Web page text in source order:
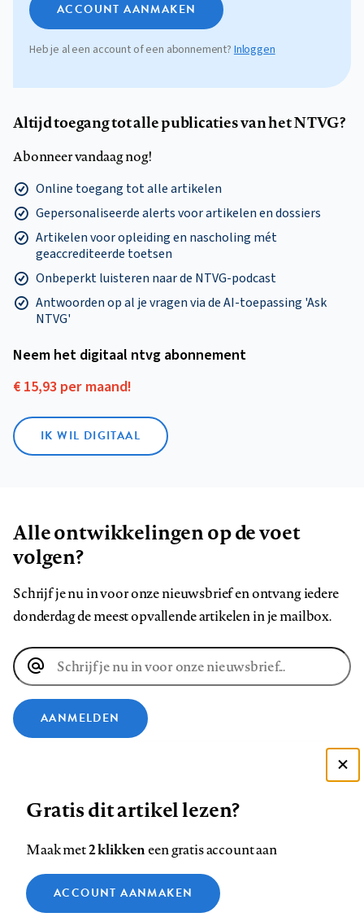
ACCOUNT AANMAKEN
Heb je al een account of een abonnement?Inloggen
Altijd toegang tot alle publicaties van het NTVG?
Abonneer vandaag nog!
Online toegang tot alle artikelen
Gepersonaliseerde alerts voor artikelen en dossiers
Artikelen voor opleiding en nascholing mét
geaccrediteerde toetsen
Onbeperkt luisteren naar de NTVG-podcast
Antwoorden op al je vragen via de AI-toepassing 'Ask
NTVG'
Neem het digitaal ntvg abonnement
€ 15,93 per maand!
IK WIL DIGITAAL
Alle ontwikkelingen op de voet
volgen?
Schrijf je nu in voor onze nieuwsbrief en ontvang iedere
donderdag de meest opvallende artikelen in je mailbox.
E-
mailadres
AANMELDEN
ons
op
Facebook
ons
op
LinkedIn
ons
op
Bluesky
ons
op
Instagram
ons
op
YouTube
ons
Footer
Contact Colofon Disclaimer Privacy
Medische vragen verdienen
Zie onze cookie policy
Analytische cookies
Gratis dit artikel lezen?
Maak met2 klikkeneen gratis account aan
ACCOUNT AANMAKEN